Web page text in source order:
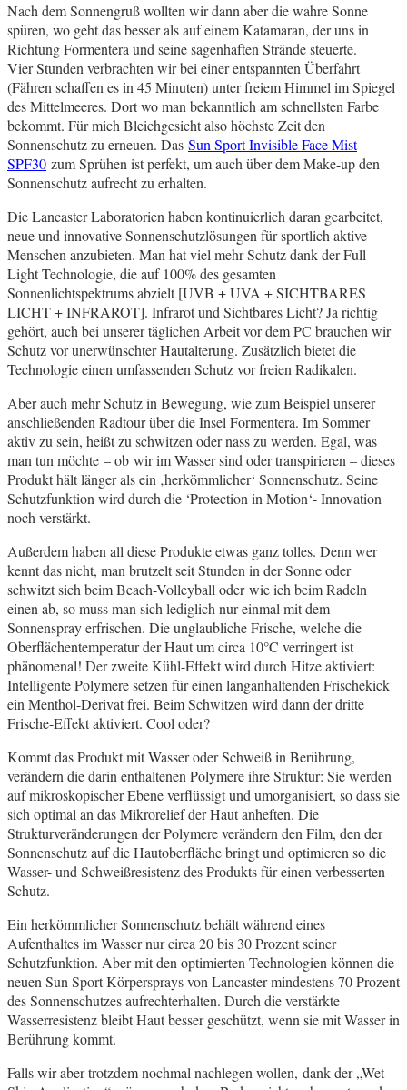
Nach dem Sonnengruß wollten wir dann aber die wahre Sonne
spüren, wo geht das besser als auf einem Katamaran, der uns in
Richtung Formentera und seine sagenhaften Strände steuerte.
Vier Stunden verbrachten wir bei einer entspannten Überfahrt
(Fähren schaffen es in 45 Minuten) unter freiem Himmel im Spiegel
des Mittelmeeres. Dort wo man bekanntlich am schnellsten Farbe
bekommt. Für mich Bleichgesicht also höchste Zeit den
Sonnenschutz zu erneuen. Das Sun Sport Invisible Face Mist
SPF30 zum Sprühen ist perfekt, um auch über dem Make-up den
Sonnenschutz aufrecht zu erhalten.
Die Lancaster Laboratorien haben kontinuierlich daran gearbeitet,
neue und innovative Sonnenschutzlösungen für sportlich aktive
Menschen anzubieten. Man hat viel mehr Schutz dank der Full
Light Technologie, die auf 100% des gesamten
Sonnenlichtspektrums abzielt [UVB + UVA + SICHTBARES
LICHT + INFRAROT]. Infrarot und Sichtbares Licht? Ja richtig
gehört, auch bei unserer täglichen Arbeit vor dem PC brauchen wir
Schutz vor unerwünschter Hautalterung. Zusätzlich bietet die
Technologie einen umfassenden Schutz vor freien Radikalen.
Aber auch mehr Schutz in Bewegung, wie zum Beispiel unserer
anschließenden Radtour über die Insel Formentera. Im Sommer
aktiv zu sein, heißt zu schwitzen oder nass zu werden. Egal, was
man tun möchte – ob wir im Wasser sind oder transpirieren – dieses
Produkt hält länger als ein ‚herkömmlicher‘ Sonnenschutz. Seine
Schutzfunktion wird durch die ‘Protection in Motion‘- Innovation
noch verstärkt.
Außerdem haben all diese Produkte etwas ganz tolles. Denn wer
kennt das nicht, man brutzelt seit Stunden in der Sonne oder
schwitzt sich beim Beach-Volleyball oder wie ich beim Radeln
einen ab, so muss man sich lediglich nur einmal mit dem
Sonnenspray erfrischen. Die unglaubliche Frische, welche die
Oberflächentemperatur der Haut um circa 10°C verringert ist
phänomenal! Der zweite Kühl-Effekt wird durch Hitze aktiviert:
Intelligente Polymere setzen für einen langanhaltenden Frischekick
ein Menthol-Derivat frei. Beim Schwitzen wird dann der dritte
Frische-Effekt aktiviert. Cool oder?
Kommt das Produkt mit Wasser oder Schweiß in Berührung,
verändern die darin enthaltenen Polymere ihre Struktur: Sie werden
auf mikroskopischer Ebene verflüssigt und umorganisiert, so dass sie
sich optimal an das Mikrorelief der Haut anheften. Die
Strukturveränderungen der Polymere verändern den Film, den der
Sonnenschutz auf die Hautoberfläche bringt und optimieren so die
Wasser- und Schweißresistenz des Produkts für einen verbesserten
Schutz.
Ein herkömmlicher Sonnenschutz behält während eines
Aufenthaltes im Wasser nur circa 20 bis 30 Prozent seiner
Schutzfunktion. Aber mit den optimierten Technologien können die
neuen Sun Sport Körpersprays von Lancaster mindestens 70 Prozent
des Sonnenschutzes aufrechterhalten. Durch die verstärkte
Wasserresistenz bleibt Haut besser geschützt, wenn sie mit Wasser in
Berührung kommt.
Falls wir aber trotzdem nochmal nachlegen wollen, dank der „Wet